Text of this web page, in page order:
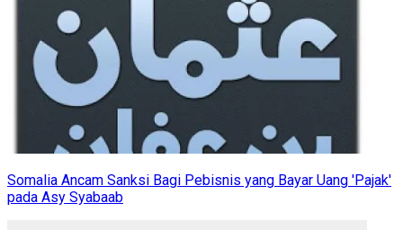
Somalia Ancam Sanksi Bagi Pebisnis yang Bayar Uang 'Pajak'
pada Asy Syabaab